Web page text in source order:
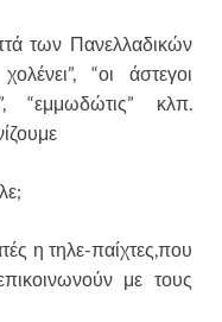
των Πανελλαδικών
“οι άστεγοι
“εμμωδώτις” κλπ.
η τηλε-παίχτες,που
με τους